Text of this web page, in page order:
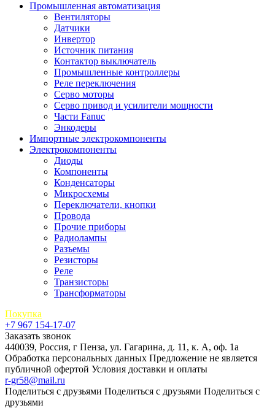
Промышленная автоматизация
Вентиляторы
Датчики
Инвертор
Источник питания
Контактор выключатель
Промышленные контроллеры
Реле переключения
Серво моторы
Серво привод и усилители мощности
Части Fanuc
Энкодеры
Импортные электрокомпоненты
Электрокомпоненты
Диоды
Компоненты
Конденсаторы
Микросхемы
Переключатели, кнопки
Провода
Прочие приборы
Радиолампы
Разъемы
Резисторы
Реле
Транзисторы
Трансформаторы
Покупка
+7 967 154-17-07
Заказать звонок
440039, Россия, г Пенза, ул. Гагарина, д. 11, к. А, оф. 1а
Обработка персональных данных Предложение не является
публичной офертой Условия доставки и оплаты
r-gr58@mail.ru
Поделиться с друзьями Поделиться с друзьями Поделиться с
друзьями